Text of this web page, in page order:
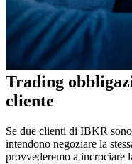
Trading
cliente
Se due clienti di IBKR
intendono negoziare la
provvederemo a incrociare